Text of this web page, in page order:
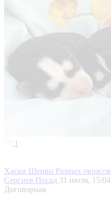
1
Хаски Щенки Разных окрасов
Сергиев Посад 31 июля, 15:04
Договорная